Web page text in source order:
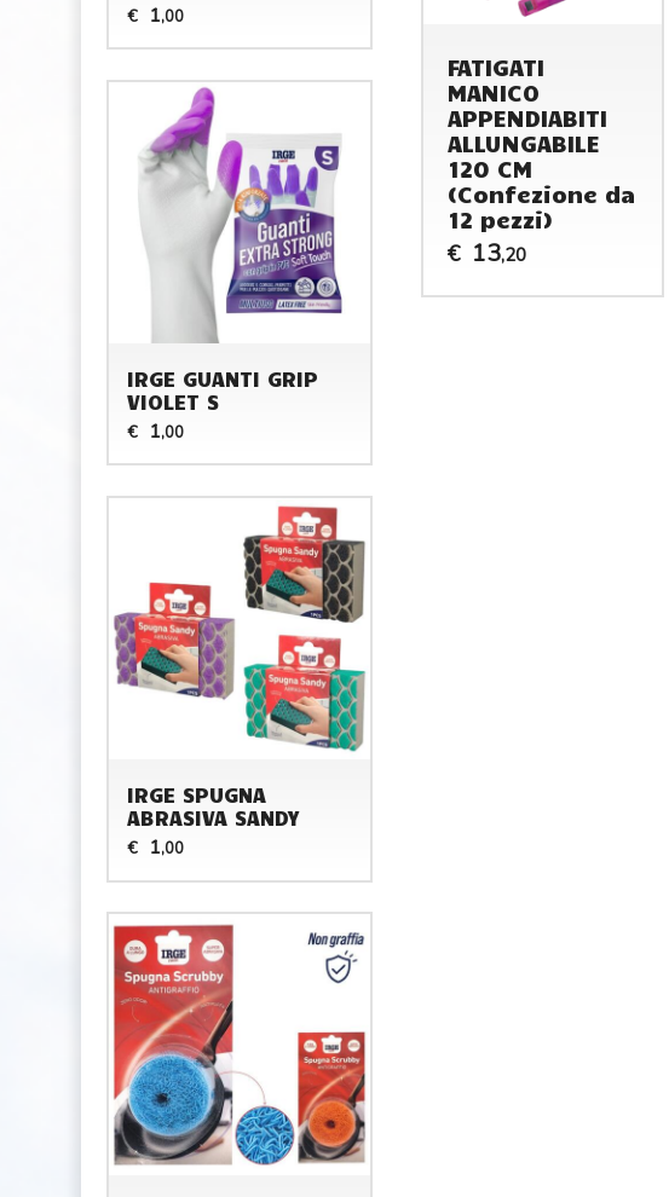
FATIGATI
MANICO
APPENDIABITI
ALLUNGABILE
120 CM
(Confezione da
12 pezzi)
€ 13,20
€ 1,00
IRGE GUANTI GRIP
VIOLET S
€ 1,00
IRGE SPUGNA
ABRASIVA SANDY
€ 1,00